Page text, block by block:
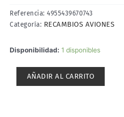
Referencia: 4955439670743
Categoría: RECAMBIOS AVIONES
Disponibilidad: 1 disponibles
HÉLICE
D11xP6.
AÑADIR AL CARRITO